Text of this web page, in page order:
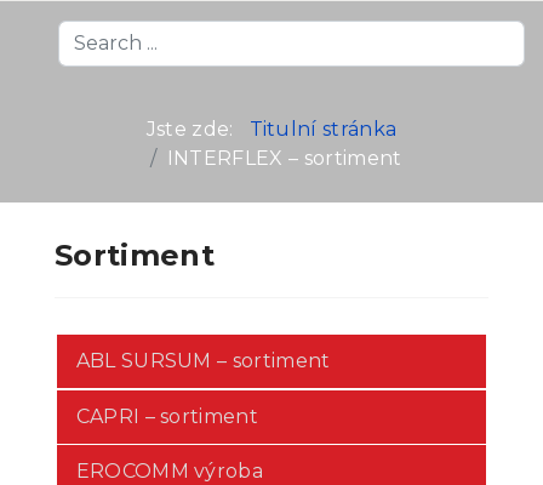
Search
...
Jste zde:
Titulní stránka
INTERFLEX – sortiment
Sortiment
ABL SURSUM – sortiment
CAPRI – sortiment
EROCOMM výroba